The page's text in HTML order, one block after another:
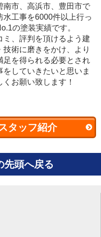
南市、高浜市、豊田市で
工事を6000件以上行っ
の塗装実績です。
ミ、評判を頂けるよう建
術に磨きをかけ、より
足を得られる必要とされ
していきたいと思いま
お願い致します！
タッフ紹介
先頭へ戻る